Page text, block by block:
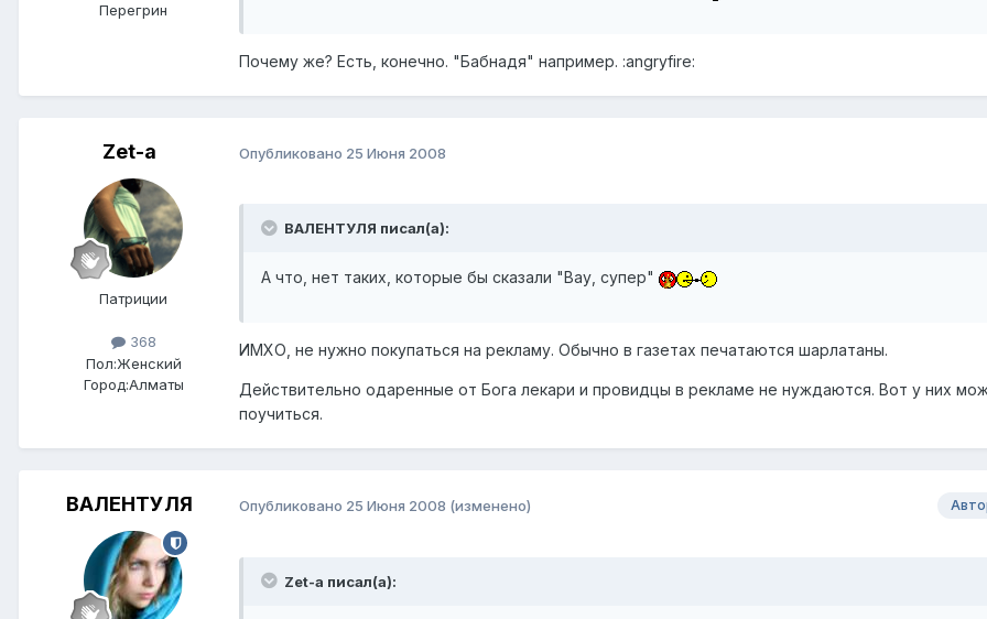
Перегрин
Почему же? Есть, конечно. "Бабнадя" например. :angryfire:
Zet-a
Патриции
368
Пол:Женский
Город:Алматы
Опубликовано 25 Июня 2008
ВАЛЕНТУЛЯ писал(а):
А что, нет таких, которые бы сказали "Вау, супер"
ИМХО, не нужно покупаться на рекламу. Обычно в газетах печатаются шарлатаны.
Действительно одаренные от Бога лекари и провидцы в рекламе не нуждаются. Вот у них
поучиться.
ВАЛЕНТУЛЯ Опубликовано 25 Июня 2008 (изменено)
Zet-a писал(а):